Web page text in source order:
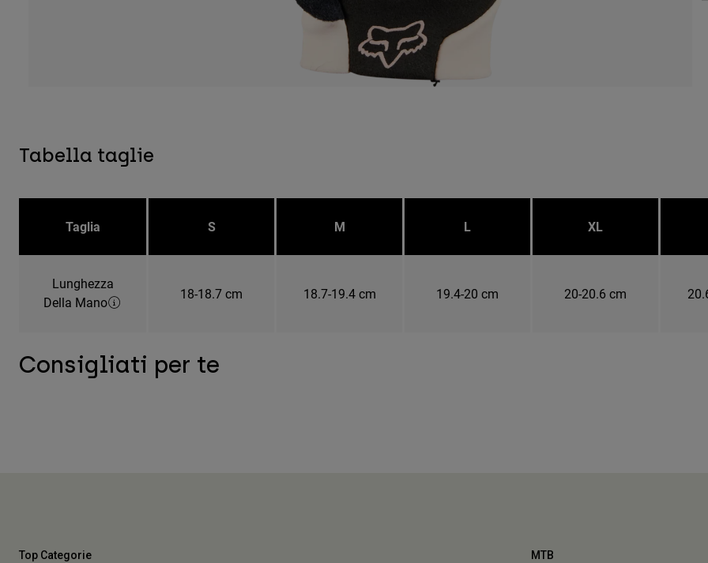
Tabella taglie
Taglia S M L XL
Lunghezza
Della Mano
18-18.7 cm 18.7-19.4 cm 19.4-20 cm 20-20.6 cm
Consigliati per te
Top Categorie MTB